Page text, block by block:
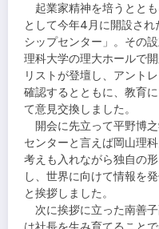
起業家精神を培うとと
として今年4月に開設さ
シップセンター」。その
理科大学の理大ホールで
リストが登壇し、アント
確認するとともに、教育
て意見交換しました。
開会に先立って平野博
センターと言えば岡山理
考えも入れながら独自の
し、世界に向けて情報を
と挨拶しました。
次に挨拶に立った南善